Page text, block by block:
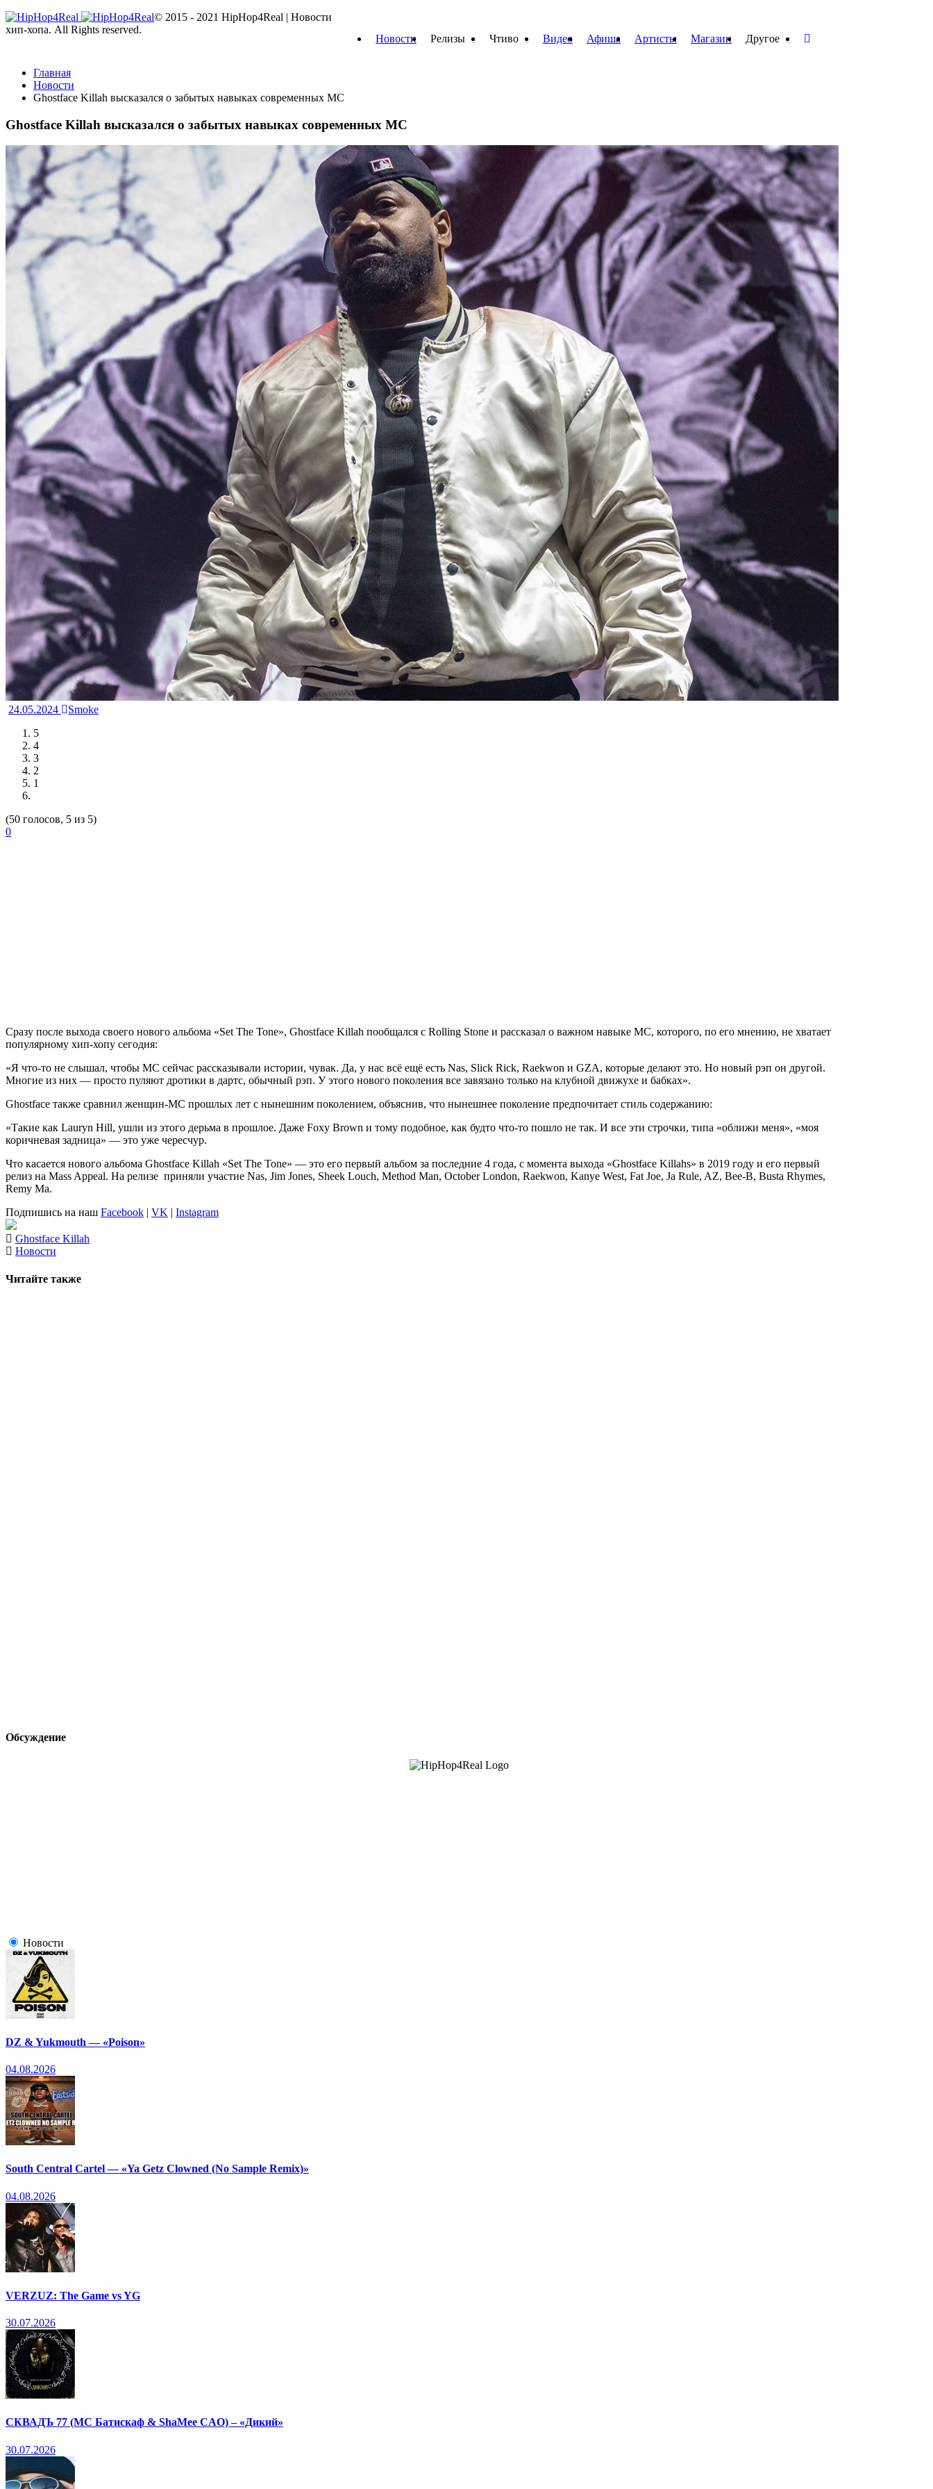
Новости Релизы Чтиво Видео Афиша Артисты Магазин Другое
Главная
Новости
Ghostface Killah высказался о забытых навыках современных МС
Ghostface Killah высказался о забытых навыках современных МС
24.05.2024
Smoke
5
4
3
2
1
(50 голосов, 5 из 5)
0
Сразу после выхода своего нового альбома «Set The Tone», Ghostface Killah пообщался с Rolling Stone и рассказал о важном навыке MC, которого, по его мнению, не хватает
популярному хип-хопу сегодня:
«Я что-то не слышал, чтобы MC сейчас рассказывали истории, чувак. Да, у нас всё ещё есть Nas, Slick Rick, Raekwon и GZA, которые делают это. Но новый рэп он другой.
Многие из них — просто пуляют дротики в дартс, обычный рэп. У этого нового поколения все завязано только на клубной движухе и бабках».
Ghostface также сравнил женщин-МС прошлых лет с нынешним поколением, объяснив, что нынешнее поколение предпочитает стиль содержанию:
«Такие как Lauryn Hill, ушли из этого дерьма в прошлое. Даже Foxy Brown и тому подобное, как будто что-то пошло не так. И все эти строчки, типа «оближи меня», «моя
коричневая задница» — это уже чересчур.
Что касается нового альбома Ghostface Killah «Set The Tone» — это его первый альбом за последние 4 года, с момента выхода «Ghostface Killahs» в 2019 году и его первый
релиз на Mass Appeal. На релизе приняли участие Nas, Jim Jones, Sheek Louch, Method Man, October London, Raekwon, Kanye West, Fat Joe, Ja Rule, AZ, Bee-B, Busta Rhymes,
Remy Ma.
Подпишись на наш Facebook | VK | Instagram
Ghostface Killah
Новости
Читайте также
Обсуждение
Новости
DZ & Yukmouth — «Poison»
04.08.2026
South Central Cartel — «Ya Getz Clowned (No Sample Remix)»
04.08.2026
VERZUZ: The Game vs YG
30.07.2026
СКВАДЪ 77 (МС Батискаф & ShaMee CAO) – «Дикий»
30.07.2026
© 2015 - 2021 HipHop4Real | Новости
хип-хопа. All Rights reserved.